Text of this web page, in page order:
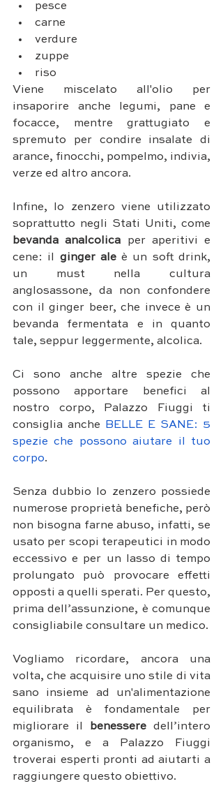
pesce
carne
verdure
zuppe
riso
Viene miscelato all'olio per
insaporire anche legumi, pane e
focacce, mentre grattugiato e
spremuto per condire insalate di
arance, finocchi, pompelmo, indivia,
verze ed altro ancora.
Infine, lo zenzero viene utilizzato
bevanda analcolica per aperitivi e
cene: il ginger ale è un soft drink,
un must nella cultura
anglosassone, da non confondere
con il ginger beer, che invece è un
bevanda fermentata e in quanto
tale, seppur leggermente, alcolica.
Ci sono anche altre spezie che
possono apportare benefici al
nostro corpo, Palazzo Fiuggi ti
consiglia anche
BELLE E SANE: 5
spezie che possono aiutare il tuo
corpo.
Senza dubbio lo zenzero possiede
numerose proprietà benefiche, però
non bisogna farne abuso, infatti, se
usato per scopi terapeutici in modo
eccessivo e per un lasso di tempo
prolungato può provocare effetti
opposti a quelli sperati. Per questo,
prima dell’assunzione, è comunque
Vogliamo ricordare, ancora una
volta, che acquisire uno stile di vita
sano insieme ad un'alimentazione
equilibrata è fondamentale per
migliorare il benessere dell’intero
organismo, e a Palazzo Fiuggi
troverai esperti pronti ad aiutarti a
raggiungere questo obiettivo.